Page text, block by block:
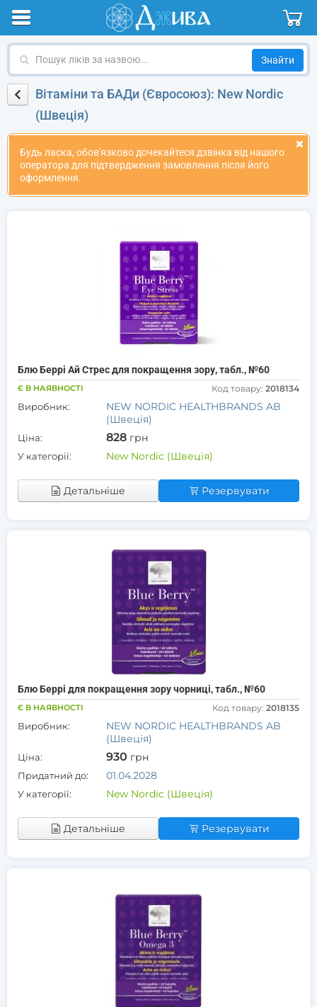
Пошук
за
назвоюВітаміни та БАДи (Євросоюз): New Nordic
(Швеція)
Будь ласка, обов'язково дочекайтеся дзвінка від нашого
оператора для підтвердження замовлення після його
оформлення.
Блю Беррі Ай Стрес для покращення зору, табл., №60
Є В НАЯВНОСТІ Код товару: 2018134
Виробник:
NEW NORDIC HEALTHBRANDS AB
(Швеція)
Ціна: 828 грн
У категорії: New Nordic (Швеція)
Детальніше Резервувати
Блю Беррі для покращення зору чорниці, табл., №60
Є В НАЯВНОСТІ Код товару: 2018135
Виробник:
NEW NORDIC HEALTHBRANDS AB
(Швеція)
Ціна: 930 грн
Придатний до: 01.04.2028
У категорії: New Nordic (Швеція)
Детальніше Резервувати